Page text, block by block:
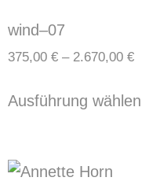
wind–07
375,00 € – 2.670,00 €
Ausführung wählen